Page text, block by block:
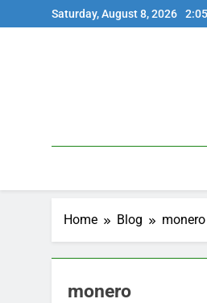
to
Saturday, August 8, 2026
Home Blog monero
monero